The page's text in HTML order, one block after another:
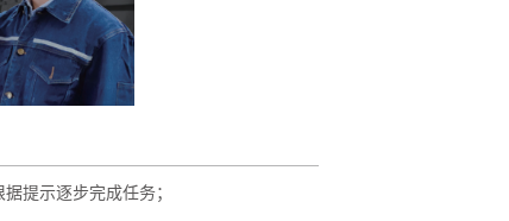
提示逐步完成任务；